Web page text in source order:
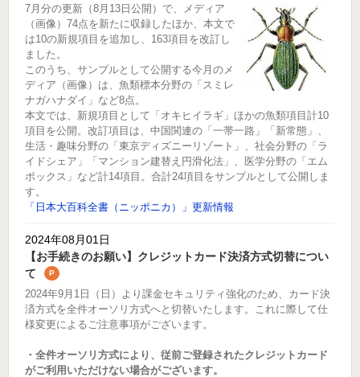
7月分の更新（8月13日公開）で、メディア
（画像）74点を新たに収録したほか、本文で
は10の新規項目を追加し、163項目を改訂し
ました。
このうち、サンプルとして公開する今月のメ
ディア（画像）は、魚類標本分野の「スミレ
ナガハナダイ」など8点。
本文では、新規項目として「オキヒイラギ」ほかの魚類項目計10
項目を公開。改訂項目は、中国関連の「一帯一路」「新常態」、
生活・趣味分野の「東京ディズニーリゾート」、社会分野の「ラ
イドシェア」「マンション建替え円滑化法」、医学分野の「エム
ポックス」など計14項目。合計24項目をサンプルとして公開しま
す。
「日本大百科全書（ニッポニカ）」更新情報
2024年08月01日
【お手続きのお願い】クレジットカード決済方式切替につい
て
P
2024年9月1日（日）より課金セキュリティ強化のため、カード決
済方式を全件オーソリ方式へと切替いたします。これに際して仕
様変更によるご注意事項がございます。
・全件オーソリ方式により、従前ご登録されたクレジットカード
がご利用いただけない場合がございます。